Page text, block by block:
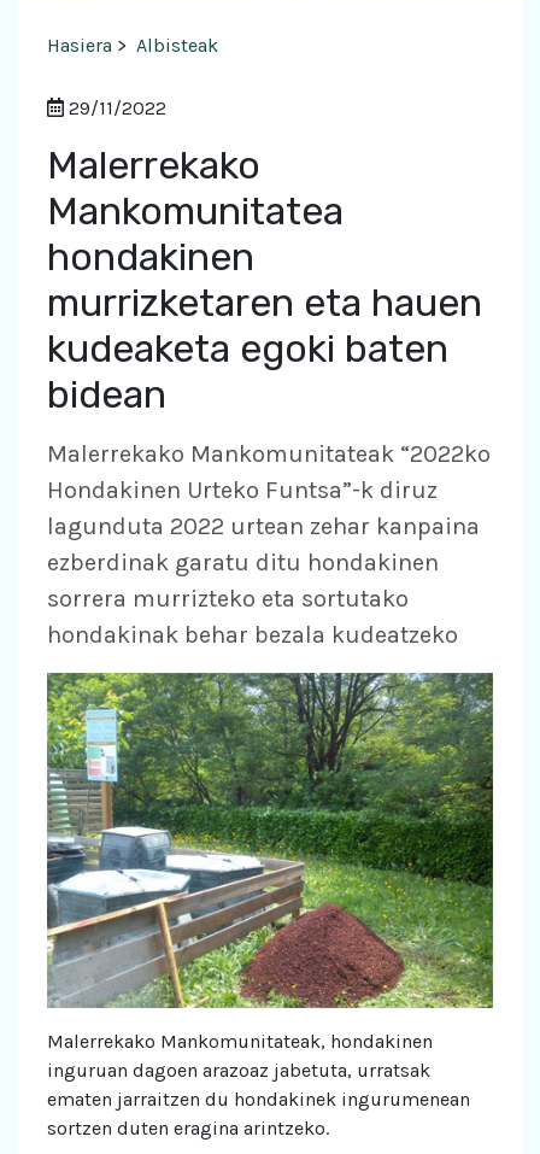
Hasiera > Albisteak
29/11/2022
Malerrekako
Mankomunitatea
hondakinen
murrizketaren eta hauen
kudeaketa egoki baten
bidean
Malerrekako Mankomunitateak “2022ko
Hondakinen Urteko Funtsa”-k diruz
lagunduta 2022 urtean zehar kanpaina
ezberdinak garatu ditu hondakinen
sorrera murrizteko eta sortutako
hondakinak behar bezala kudeatzeko
Malerrekako Mankomunitateak, hondakinen
inguruan dagoen arazoaz jabetuta, urratsak
ematen jarraitzen du hondakinek ingurumenean
sortzen duten eragina arintzeko.